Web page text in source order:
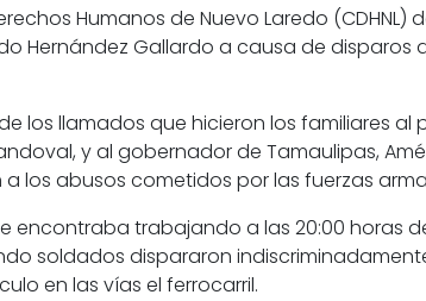
Humanos de Nuevo Laredo
Hernández Gallardo a causa de disparos
los llamados que hicieron los familiares al
y al gobernador de Tamaulipas,
los abusos cometidos por las fuerzas
encontraba trabajando a las 20:00 horas
soldados dispararon
en las vías el ferrocarril.